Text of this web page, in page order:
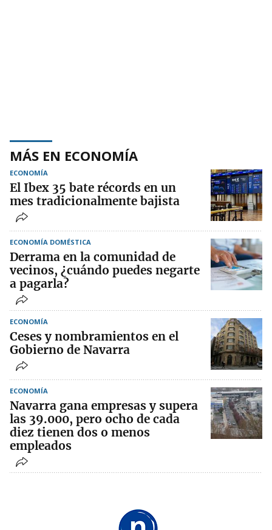
MÁS EN ECONOMÍA
ECONOMÍA
El Ibex 35 bate récords en un
mes tradicionalmente bajista
ECONOMÍA DOMÉSTICA
Derrama en la comunidad de
vecinos, ¿cuándo puedes negarte
a pagarla?
ECONOMÍA
Ceses y nombramientos en el
Gobierno de Navarra
ECONOMÍA
Navarra gana empresas y supera
las 39.000, pero ocho de cada
diez tienen dos o menos
empleados